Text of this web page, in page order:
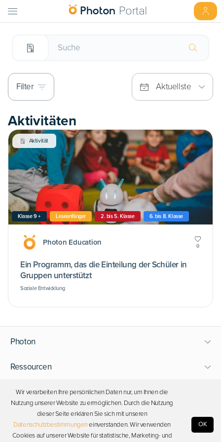
Filter Aktuellste
Aktivitäten
Aktivität
Klasse 9 + Leseanfänger 2. bis 5. Klasse 6. bis 8. Klasse
Photon Education 0
Ein Programm, das die Einteilung der Schüler in
Gruppen unterstützt
Soziale Entwicklung
Photon
Ressourcen
Support
Bleiben Sie in Kontakt
Wir verarbeiten Ihre persönlichen Daten nur, um Ihnen die
Nutzung unserer Website zu ermöglichen. Durch die Nutzung
dieser Seite erklären Sie sich mit unseren
Datenschutzbestimmungeneinverstanden. Wir verwenden
Cookies auf unserer Website für statistische, Marketing- und
OK